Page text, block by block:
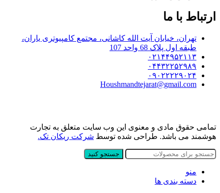
ارتباط با ما
تهران، خیابان آیت الله کاشانی، مجتمع کامپیوتری یاران،
طبقه اول پلاک 68 واحد 107
۰۲۱۴۴۹۵۲۱۱۳
۰۴۴۳۲۲۵۲۹۸۹
۰۹۰۲۲۲۲۹۰۲۴
Houshmandtejarat@gmail.com
تمامی حقوق مادی و معنوی این وب سایت متعلق به تجارت
هوشمند می باشد. طراحی شده توسط شرکت ریکان تک.
جستجو کنید
منو
دسته بندی ها